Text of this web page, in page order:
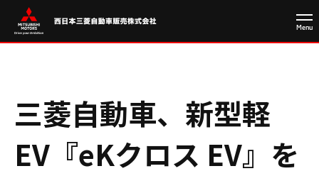
三菱自動車、新型軽
EV『eKクロス EV』を